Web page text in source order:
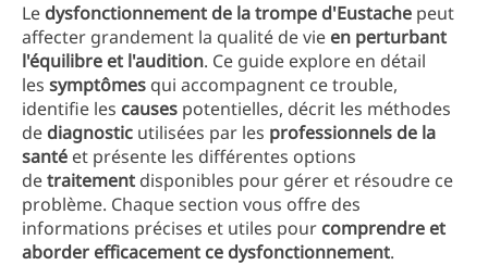
Le dysfonctionnement de la trompe d'Eustache peut
affecter grandement la qualité de vie en perturbant
l'équilibre et l'audition. Ce guide explore en détail
les symptômes qui accompagnent ce trouble,
identifie les causes potentielles, décrit les méthodes
de diagnostic utilisées par les professionnels de la
santé et présente les différentes options
detraitement disponibles pour gérer et résoudre ce
problème. Chaque section vous offre des
informations précises et utiles pour comprendre et
aborder efficacement ce dysfonctionnement.